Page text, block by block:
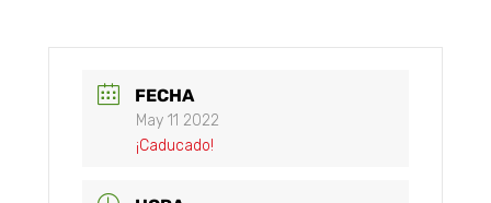
FECHA
May 11 2022
¡Caducado!